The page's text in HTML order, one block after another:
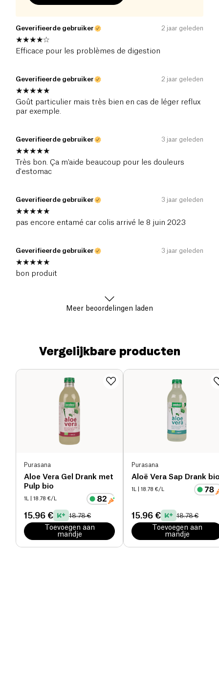
Geverifieerde gebruiker 2 jaar geleden
Efficace pour les problèmes de digestion
Geverifieerde gebruiker 2 jaar geleden
Goût particulier mais très bien en cas de léger reflux
par exemple.
Geverifieerde gebruiker 3 jaar geleden
Très bon. Ça m'aide beaucoup pour les douleurs
d'estomac
Geverifieerde gebruiker 3 jaar geleden
pas encore entamé car colis arrivé le 8 juin 2023
Geverifieerde gebruiker 3 jaar geleden
bon produit
Meer beoordelingen laden
Vergelijkbare producten
Purasana
Aloe Vera Gel Drank met
Pulp bio
1L | 18.78 €/L
15.96 € 18.78 €
Toevoegen aan
mandje
Purasana
Aloë Vera Sap Drank
1L | 18.78 €/L
15.96 € 18.78 €
Toevoegen aan
mandje